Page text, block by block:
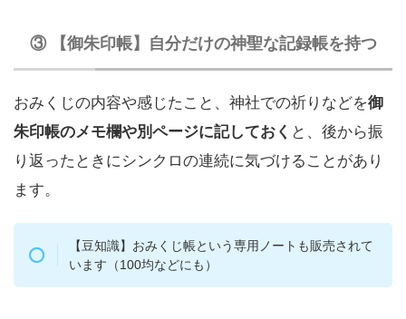
③ 【御朱印帳】自分だけの神聖な記録帳を持つ
おみくじの内容や感じたこと、神社での祈りなどを御
朱印帳のメモ欄や別ページに記しておく と、後から振
り返ったときにシンクロの連続に気づけることがあり
ます。
【豆知識】おみくじ帳という専用ノートも販売されて
います（100均などにも）